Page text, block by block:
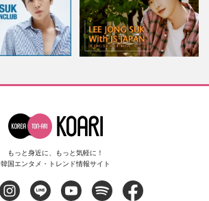
もっと身近に、もっと気軽に！
韓国エンタメ・トレンド情報サイト